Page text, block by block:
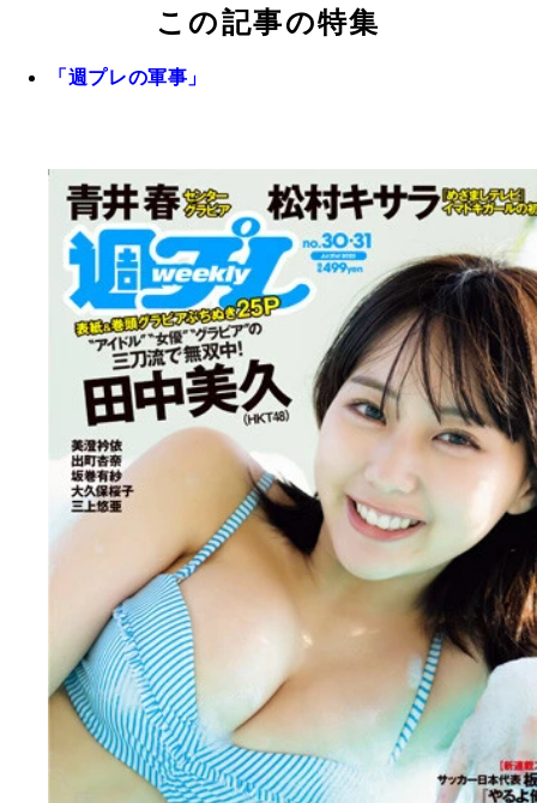
この記事の特集
「週プレの軍事」